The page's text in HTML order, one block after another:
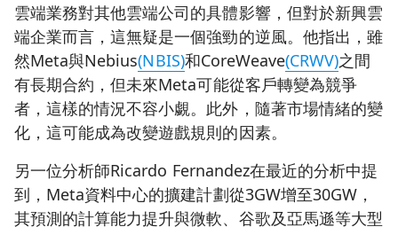
雲端業務對其他雲端公司的具體影響，但對於新興雲
端企業而言，這無疑是一個強勁的逆風。他指出，雖
然Meta與Nebius(NBIS)和CoreWeave(CRWV)之間
有長期合約，但未來Meta可能從客戶轉變為競爭
者，這樣的情況不容小覷。此外，隨著市場情緒的變
化，這可能成為改變遊戲規則的因素。
另一位分析師Ricardo Fernandez在最近的分析中提
到，Meta資料中心的擴建計劃從3GW增至30GW，
其預測的計算能力提升與微軟、谷歌及亞馬遜等大型